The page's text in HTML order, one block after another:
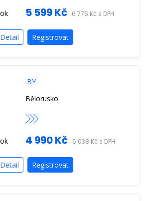
5 599 Kč 6 775 Kč s DPH
Detail Registrovat
.BY
Bělorusko
4 990 Kč 6 038 Kč s DPH
Detail Registrovat